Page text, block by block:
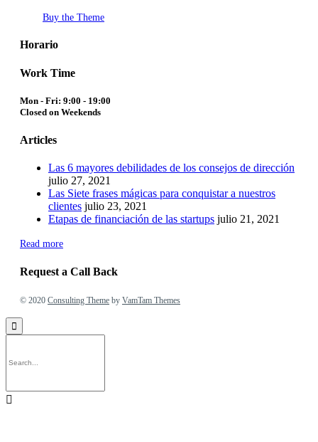
Buy the Theme
Horario
Work Time
Mon - Fri: 9:00 - 19:00
Closed on Weekends
Articles
Las 6 mayores debilidades de los consejos de dirección
julio 27, 2021
Las Siete frases mágicas para conquistar a nuestros
clientes julio 23, 2021
Etapas de financiación de las startups julio 21, 2021
Read more
Request a Call Back
© 2020 Consulting Theme by VamTam Themes

